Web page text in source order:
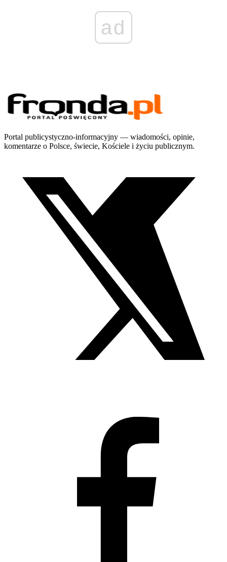
ad
Portal publicystyczno-informacyjny — wiadomości, opinie,
komentarze o Polsce, świecie, Kościele i życiu publicznym.